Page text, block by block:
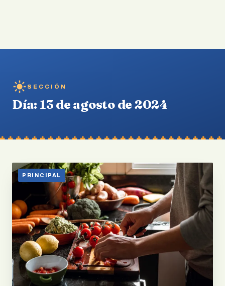
SECCIÓN
Día: 13 de agosto de 2024
PRINCIPAL